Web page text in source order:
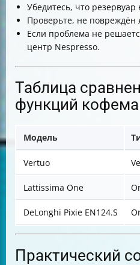
Убедитесь, что
Проверьте, не повреждён
Если проблема не
центр Nespresso.
Таблица
функций
Модель
Vertuo
Lattissima One
DeLonghi Pixie EN124.S
Практический